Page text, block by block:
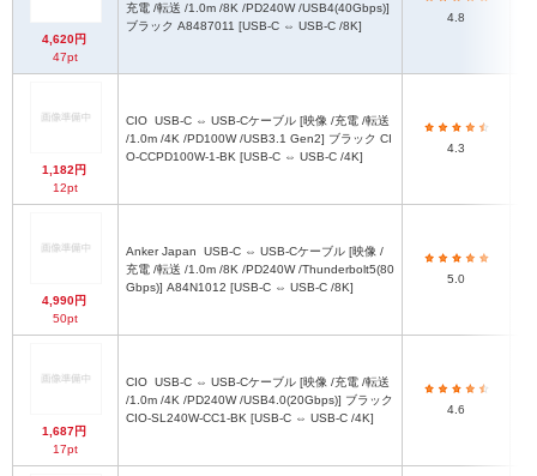
4,620円
47pt
充電 /転送 /1.0m /8K /PD240W /USB4(40Gbps)]
ブラック A8487011 [USB-C ⇔ USB-C /8K]
4.8
1,182円
12pt
CIO
/1.0m /4K /PD100W /USB3.1 Gen2] ブラック CI
O-CCPD100W-1-BK [USB-C ⇔ USB-C /4K]
4.3
4,990円
50pt
Anker Japan
充電 /転送 /1.0m /8K /PD240W /Thunderbolt5(80
Gbps)] A84N1012 [USB-C ⇔ USB-C /8K]
5.0
1,687円
17pt
CIO
/1.0m /4K /PD240W /USB4.0(20Gbps)] ブラック
CIO-SL240W-CC1-BK [USB-C ⇔ USB-C /4K]
4.6